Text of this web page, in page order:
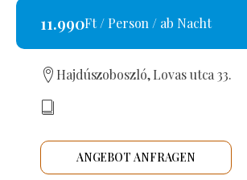
11.990Ft / Person / ab Nacht
Hajdúszoboszló, Lovas utca 33.
ANGEBOT ANFRAGEN